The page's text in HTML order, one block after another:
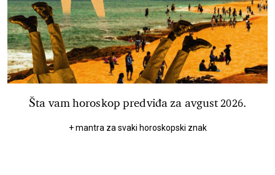
Šta vam horoskop predviđa za avgust 2026.
+ mantra za svaki horoskopski znak